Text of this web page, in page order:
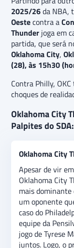
2025/26da NBA,
Oestecontra a
Thunder joga em
partida, que será
Oklahoma City,
(28), às 15h30
Contra Philly,
choques de
Oklahoma City
Palpites do SDA:
Oklahoma City
Apesar de vir
Oklahoma City
mais
um oponente
caso do
equipe da
jogo de Tyrese
juntos. Logo, o